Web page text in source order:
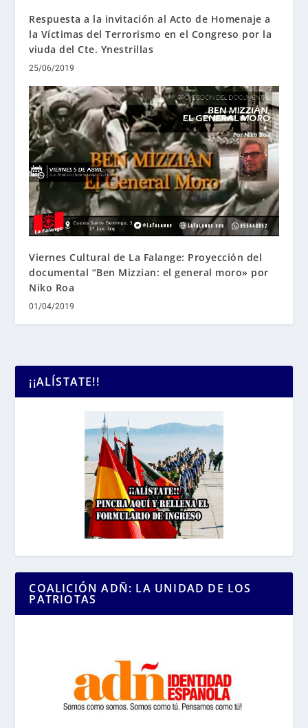
Respuesta a la invitación al Acto de Homenaje a
la Víctimas del Terrorismo en el Congreso por la
viuda del Cte. Ynestrillas
25/06/2019
Viernes Cultural de La Falange: Proyección del
documental “Ben Mizzian: el general moro» por
Niko Roa
01/04/2019
¡¡ALÍSTATE!!
COALICIÓN ADÑ: LA UNIDAD DE LOS
PATRIOTAS